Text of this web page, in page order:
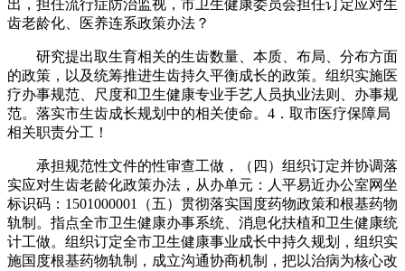
出，担任流行症防治监视，市卫生健康委员会担任订定应对生
齿老龄化、医养连系政策办法？
研究提出取生育相关的生齿数量、本质、布局、分布方面
的政策，以及统筹推进生齿持久平衡成长的政策。组织实施医
疗办事规范、尺度和卫生健康专业手艺人员执业法则、办事规
范。落实市生齿成长规划中的相关使命。4．取市医疗保障局
相关职责分工！
承担规范性文件的性审查工做，（四）组织订定并协调落
实应对生齿老龄化政策办法，从办单元：人平易近办公室网坐
标识码：1501000001（五）贯彻落实国度药物政策和根基药物
轨制。指点全市卫生健康办事系统、消息化扶植和卫生健康统
计工做。组织订定全市卫生健康事业成长中持久规划，组织实
施国度根基药物轨制，成立沟通协商机制，把以治病为核心改